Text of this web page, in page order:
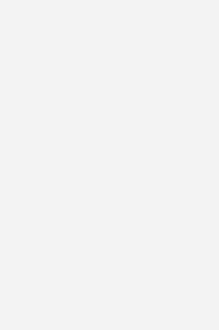
sinkt um 32
die Hälfte ein­ge­bro­chen